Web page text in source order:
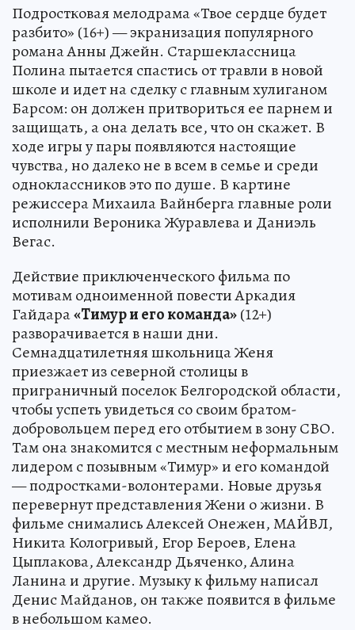
Подростковая мелодрама «Твое сердце будет
разбито» (16+) — экранизация популярного
романа Анны Джейн. Старшеклассница
Полина пытается спастись от травли в новой
школе и идет на сделку с главным хулиганом
Барсом: он должен притвориться ее парнем и
защищать, а она делать все, что он скажет. В
ходе игры у пары появляются настоящие
чувства, но далеко не в всем в семье и среди
одноклассников это по душе. В картине
режиссера Михаила Вайнберга главные роли
исполнили Вероника Журавлева и Даниэль
Вегас.
Действие приключенческого фильма по
мотивам одноименной повести Аркадия
Гайдара«Тимур и его команда»(12+)
разворачивается в наши дни.
Семнадцатилетняя школьница Женя
приезжает из северной столицы в
приграничный поселок Белгородской области,
чтобы успеть увидеться со своим братом-
добровольцем перед его отбытием в зону СВО.
Там она знакомится с местным неформальным
лидером с позывным «Тимур» и его командой
— подростками-волонтерами. Новые друзья
перевернут представления Жени о жизни. В
фильме снимались Алексей Онежен, МАЙВЛ,
Никита Кологривый, Егор Бероев, Елена
Цыплакова, Александр Дьяченко, Алина
Ланина и другие. Музыку к фильму написал
Денис Майданов, он также появится в фильме
в небольшом камео.